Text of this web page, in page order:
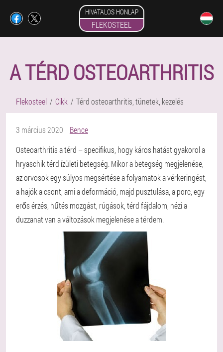
HIVATALOS HONLAP
FLEKOSTEEL
A TÉRD OSTEOARTHRITIS
Flekosteel Cikk Térd osteoarthritis, tünetek, kezelés
3 március 2020
Bence
Osteoarthritis a térd – specifikus, hogy káros hatást gyakorol a
hryaschik térd ízületi betegség. Mikor a betegség megjelenése,
az orvosok egy súlyos megsértése a folyamatok a vérkeringést,
a hajók a csont, ami a deformáció, majd pusztulása, a porc, egy
erős érzés, hűtés mozgást, rúgások, térd fájdalom, nézi a
duzzanat van a változások megjelenése a térdem.